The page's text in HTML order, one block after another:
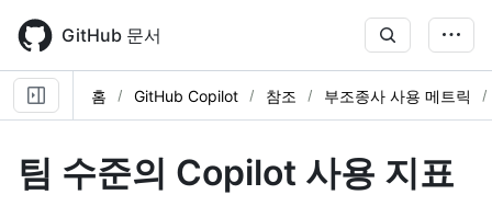
main
content
GitHub 문서
홈 GitHub Copilot 참조 부조종사 사용 메트릭
팀 수준의 Copilot 사용 지표